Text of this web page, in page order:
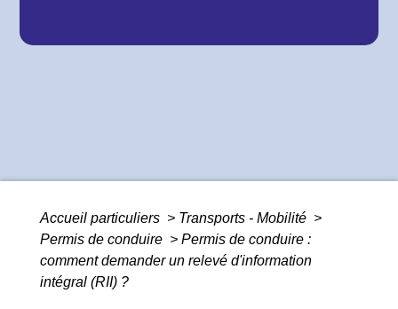
Accueil particuliers > Transports - Mobilité >
Permis de conduire > Permis de conduire :
comment demander un relevé d'information
intégral (RII) ?